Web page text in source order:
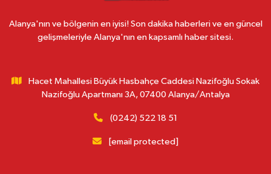
Alanya'nın ve bölgenin en iyisi! Son dakika haberleri ve en güncel
gelişmeleriyle Alanya'nın en kapsamlı haber sitesi.
Hacet Mahallesi Büyük Hasbahçe Caddesi Nazifoğlu Sokak
Nazifoğlu Apartmanı 3A, 07400 Alanya/Antalya
(0242) 522 18 51
[email protected]